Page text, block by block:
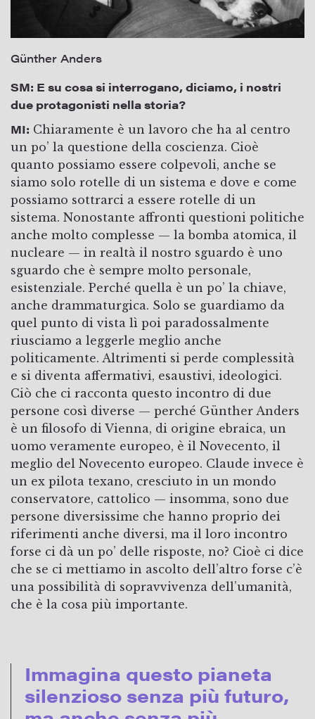
Günther Anders
SM: E su cosa si interrogano, diciamo, i nostri
due protagonisti nella storia?
MI: Chiaramente è un lavoro che ha al centro
un po’ la questione della coscienza. Cioè
quanto possiamo essere colpevoli, anche se
siamo solo rotelle di un sistema e dove e come
possiamo sottrarci a essere rotelle di un
sistema. Nonostante affronti questioni politiche
anche molto complesse — la bomba atomica, il
nucleare — in realtà il nostro sguardo è uno
sguardo che è sempre molto personale,
esistenziale. Perché quella è un po’ la chiave,
anche drammaturgica. Solo se guardiamo da
quel punto di vista lì poi paradossalmente
riusciamo a leggerle meglio anche
politicamente. Altrimenti si perde complessità
e si diventa affermativi, esaustivi, ideologici.
Ciò che ci racconta questo incontro di due
persone così diverse — perché Günther Anders
è un filosofo di Vienna, di origine ebraica, un
uomo veramente europeo, è il Novecento, il
meglio del Novecento europeo. Claude invece è
un ex pilota texano, cresciuto in un mondo
conservatore, cattolico — insomma, sono due
persone diversissime che hanno proprio dei
riferimenti anche diversi, ma il loro incontro
forse ci dà un po’ delle risposte, no? Cioè ci dice
che se ci mettiamo in ascolto dell’altro forse c’è
una possibilità di sopravvivenza dell’umanità,
che è la cosa più importante.
Immagina questo pianeta
silenzioso senza più futuro,